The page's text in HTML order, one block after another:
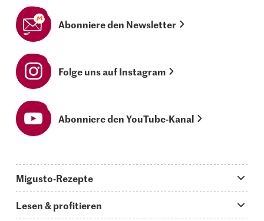
Abonniere den Newsletter
Folge uns auf Instagram
Abonniere den YouTube-Kanal
Migusto-Rezepte
Lesen & profitieren